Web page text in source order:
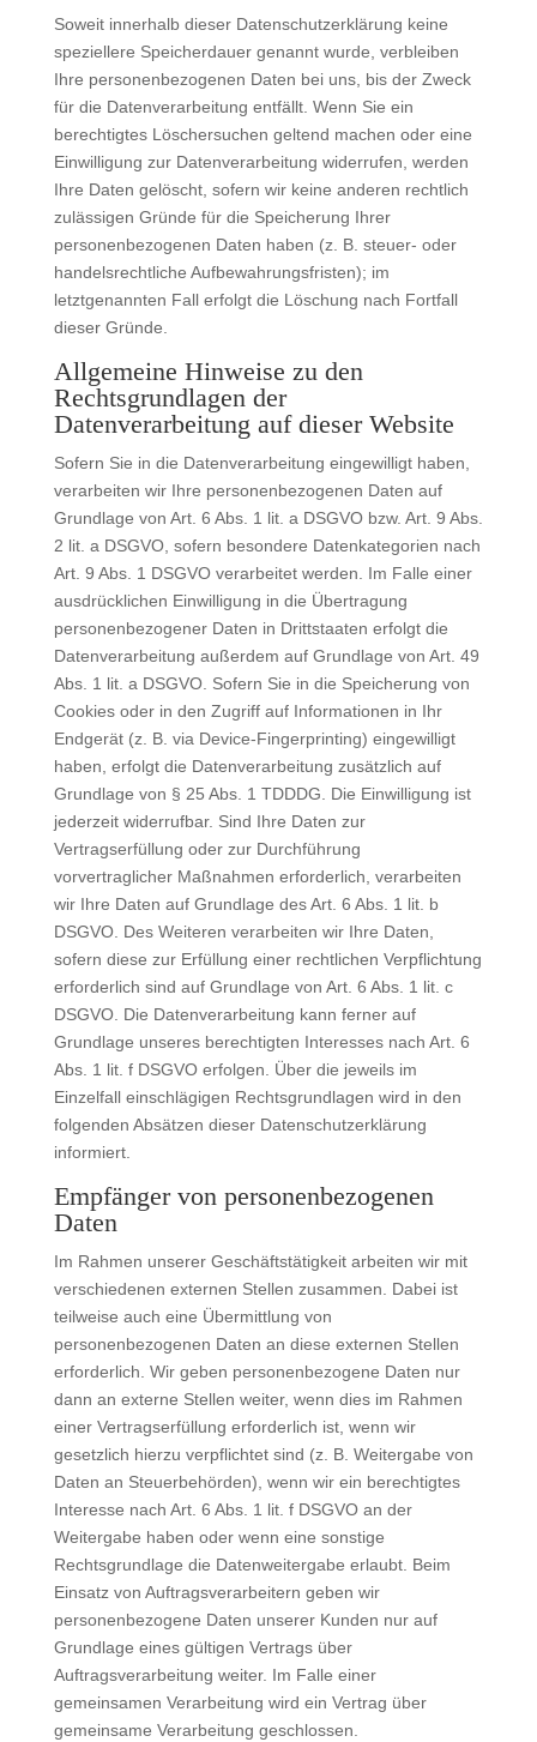
Soweit innerhalb dieser Datenschutzerklärung keine
speziellere Speicherdauer genannt wurde, verbleiben
Ihre personenbezogenen Daten bei uns, bis der Zweck
für die Datenverarbeitung entfällt. Wenn Sie ein
berechtigtes Löschersuchen geltend machen oder eine
Einwilligung zur Datenverarbeitung widerrufen, werden
Ihre Daten gelöscht, sofern wir keine anderen rechtlich
zulässigen Gründe für die Speicherung Ihrer
personenbezogenen Daten haben (z. B. steuer- oder
handelsrechtliche Aufbewahrungsfristen); im
letztgenannten Fall erfolgt die Löschung nach Fortfall
dieser Gründe.
Allgemeine Hinweise zu den
Rechtsgrundlagen der
Datenverarbeitung auf dieser Website
Sofern Sie in die Datenverarbeitung eingewilligt haben,
verarbeiten wir Ihre personenbezogenen Daten auf
Grundlage von Art. 6 Abs. 1 lit. a DSGVO bzw. Art. 9 Abs.
2 lit. a DSGVO, sofern besondere Datenkategorien nach
Art. 9 Abs. 1 DSGVO verarbeitet werden. Im Falle einer
ausdrücklichen Einwilligung in die Übertragung
personenbezogener Daten in Drittstaaten erfolgt die
Datenverarbeitung außerdem auf Grundlage von Art. 49
Abs. 1 lit. a DSGVO. Sofern Sie in die Speicherung von
Cookies oder in den Zugriff auf Informationen in Ihr
Endgerät (z. B. via Device-Fingerprinting) eingewilligt
haben, erfolgt die Datenverarbeitung zusätzlich auf
Grundlage von § 25 Abs. 1 TDDDG. Die Einwilligung ist
jederzeit widerrufbar. Sind Ihre Daten zur
Vertragserfüllung oder zur Durchführung
vorvertraglicher Maßnahmen erforderlich, verarbeiten
wir Ihre Daten auf Grundlage des Art. 6 Abs. 1 lit. b
DSGVO. Des Weiteren verarbeiten wir Ihre Daten,
sofern diese zur Erfüllung einer rechtlichen Verpflichtung
erforderlich sind auf Grundlage von Art. 6 Abs. 1 lit. c
DSGVO. Die Datenverarbeitung kann ferner auf
Grundlage unseres berechtigten Interesses nach Art. 6
Abs. 1 lit. f DSGVO erfolgen. Über die jeweils im
Einzelfall einschlägigen Rechtsgrundlagen wird in den
folgenden Absätzen dieser Datenschutzerklärung
informiert.
Empfänger von personenbezogenen
Daten
Im Rahmen unserer Geschäftstätigkeit arbeiten wir mit
verschiedenen externen Stellen zusammen. Dabei ist
teilweise auch eine Übermittlung von
personenbezogenen Daten an diese externen Stellen
erforderlich. Wir geben personenbezogene Daten nur
dann an externe Stellen weiter, wenn dies im Rahmen
einer Vertragserfüllung erforderlich ist, wenn wir
gesetzlich hierzu verpflichtet sind (z. B. Weitergabe von
Daten an Steuerbehörden), wenn wir ein berechtigtes
Interesse nach Art. 6 Abs. 1 lit. f DSGVO an der
Weitergabe haben oder wenn eine sonstige
Rechtsgrundlage die Datenweitergabe erlaubt. Beim
Einsatz von Auftragsverarbeitern geben wir
personenbezogene Daten unserer Kunden nur auf
Grundlage eines gültigen Vertrags über
Auftragsverarbeitung weiter. Im Falle einer
gemeinsamen Verarbeitung wird ein Vertrag über
gemeinsame Verarbeitung geschlossen.